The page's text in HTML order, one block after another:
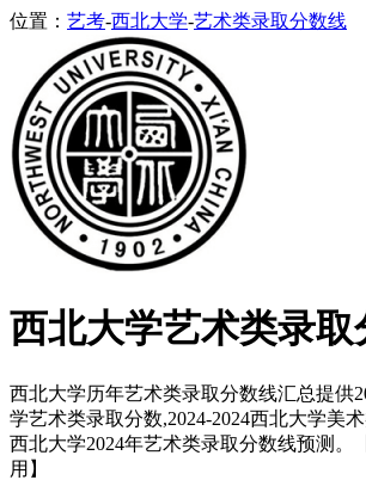
位置： 艺考-西北大学-艺术类录取分数线
西北大学艺术类录取
西北大学历年艺术类录取分数线汇总提供
学艺术类录取分数,2024-2024西北大学美
西北大学2024年艺术类录取分数线预测。
用】